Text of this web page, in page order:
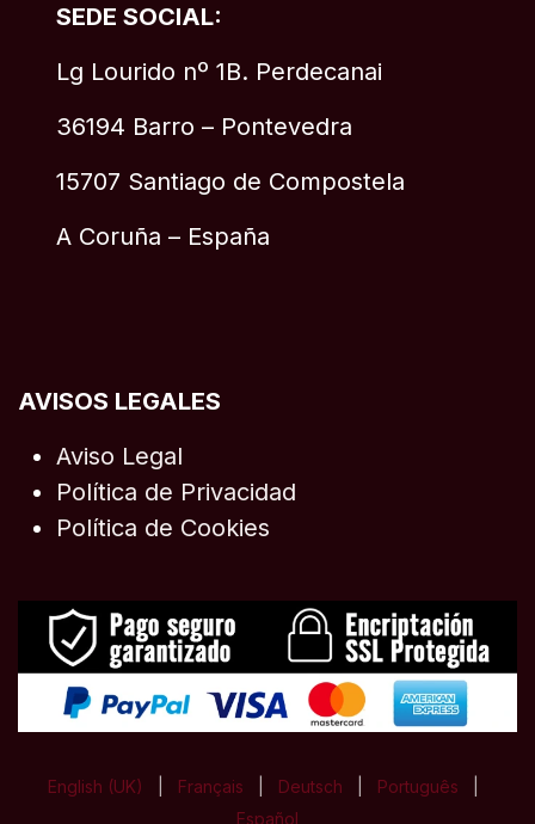
SEDE SOCIAL:
Lg Lourido nº 1B. Perdecanai
36194 Barro – Pontevedra
15707 Santiago de Compostela
A Coruña – España
AVISOS LEGALES
Aviso Legal
Política de Privacidad
Política de Cookies
English (UK) Français Deutsch Português
Español